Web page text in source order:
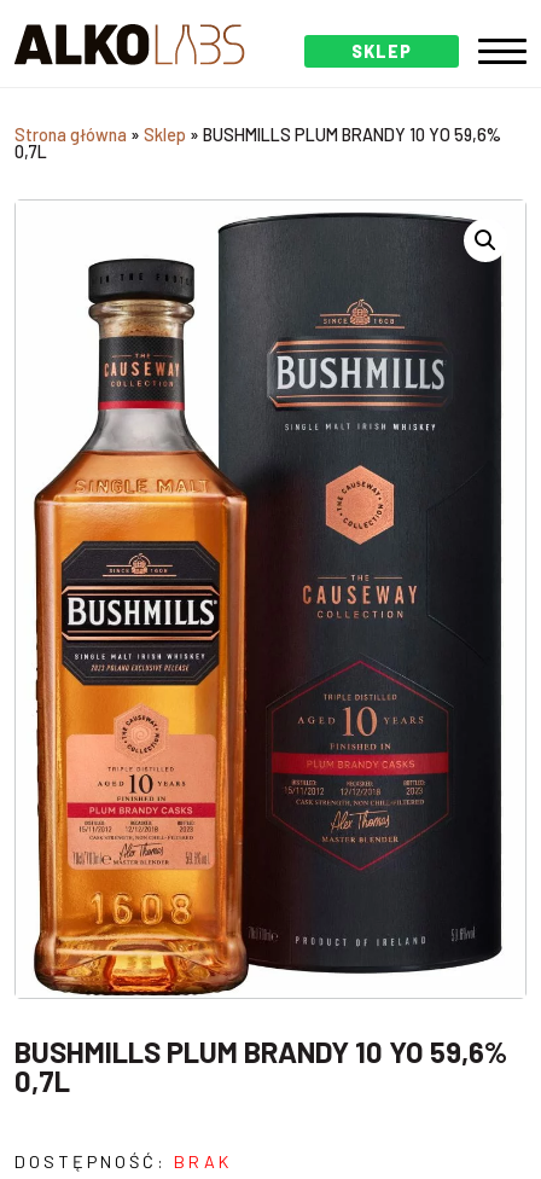
SKLEP
Strona główna » Sklep » BUSHMILLS PLUM BRANDY 10 YO 59,6%
0,7L
BUSHMILLS PLUM BRANDY 10 YO 59,6%
0,7L
DOSTĘPNOŚĆ: BRAK